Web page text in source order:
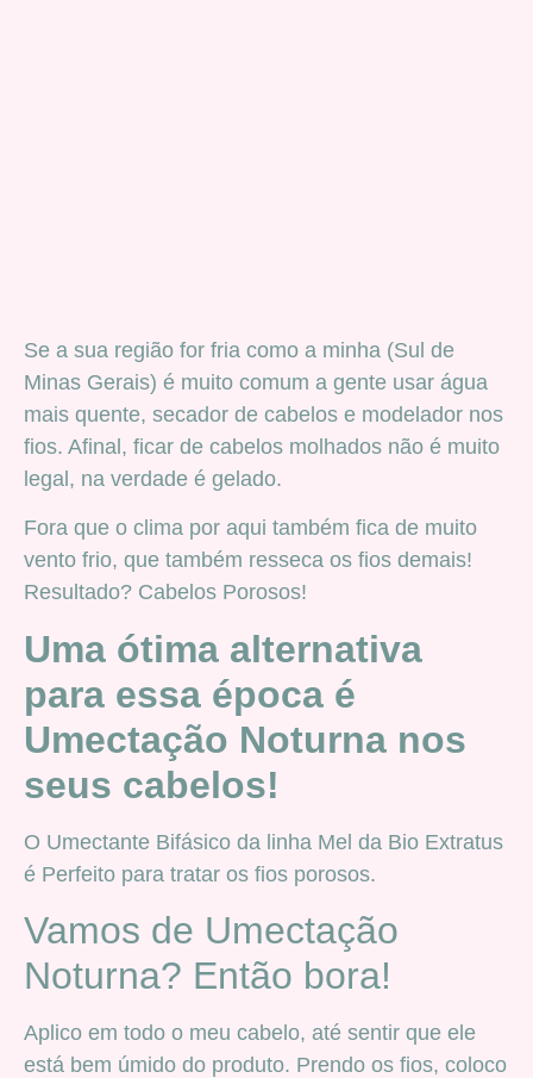
Se a sua região for fria como a minha (Sul de
Minas Gerais) é muito comum a gente usar água
mais quente, secador de cabelos e modelador nos
fios. Afinal, ficar de cabelos molhados não é muito
legal, na verdade é gelado.
Fora que o clima por aqui também fica de muito
vento frio, que também resseca os fios demais!
Resultado? Cabelos Porosos!
Uma ótima alternativa
para essa época é
Umectação Noturna nos
seus cabelos!
O Umectante Bifásico da linha Mel da Bio Extratus
é Perfeito para tratar os fios porosos.
Vamos de Umectação
Noturna? Então bora!
Aplico em todo o meu cabelo, até sentir que ele
está bem úmido do produto. Prendo os fios, coloco